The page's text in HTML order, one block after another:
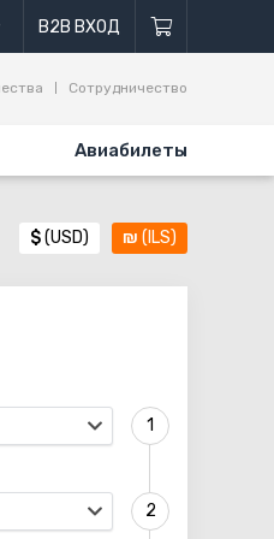
B2B ВХОД
Авиабилеты
Сотрудничество
$(USD) ₪ (ILS)